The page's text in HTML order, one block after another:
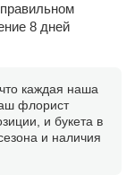
8 дней
каждая наша
флорист
и букета в
и наличия